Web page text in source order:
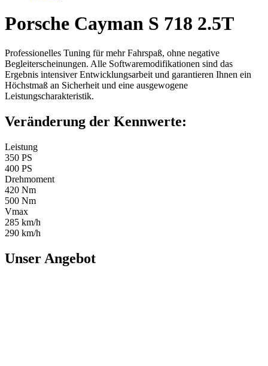
Porsche Cayman S 718 2.5T
Professionelles Tuning für mehr Fahrspaß, ohne negative
Begleiterscheinungen. Alle Softwaremodifikationen sind das
Ergebnis intensiver Entwicklungsarbeit und garantieren Ihnen ein
Höchstmaß an Sicherheit und eine ausgewogene
Leistungscharakteristik.
Veränderung der Kennwerte:
Leistung
350 PS
400 PS
Drehmoment
420 Nm
500 Nm
Vmax
285 km/h
290 km/h
Unser Angebot